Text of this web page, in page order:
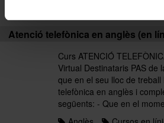
Atenció telefònica en anglès (en
Curs ATENCIÓ
Virtual Destinataris PAS de
que en el seu lloc de
telefònica en anglès i
següents: - Que en el